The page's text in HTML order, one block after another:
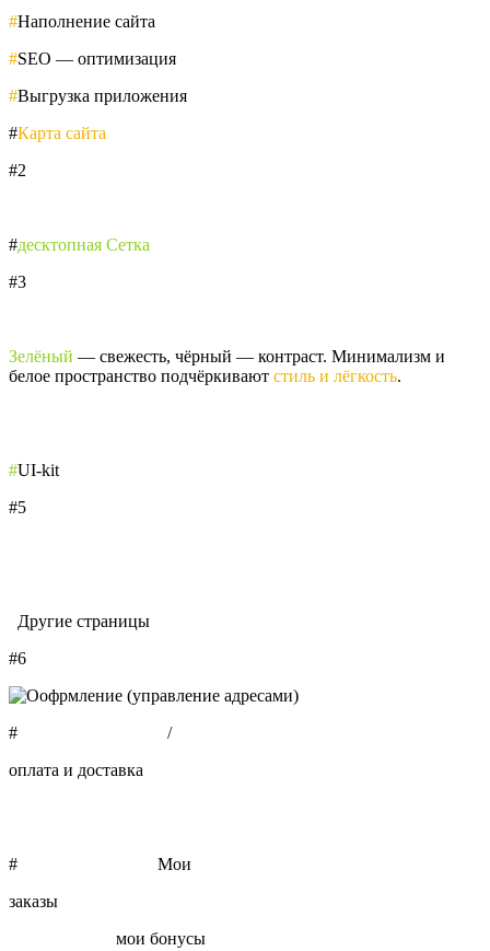
#Наполнение сайта
#SEO — оптимизация
#Выгрузка приложения
#Карта сайта
#2
#десктопная Сетка
#3
Зелёный — свежесть, чёрный — контраст. Минимализм и
белое пространство подчёркивают стиль и лёгкость.
#UI-kit
#5
Другие страницы
#6
#
/
оплата и доставка
#
Мои
заказы
мои бонусы